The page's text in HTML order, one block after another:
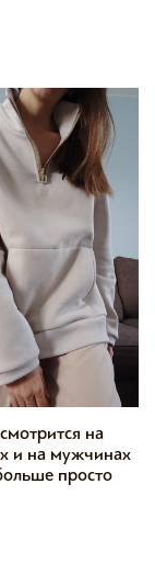
на
и на мужчинах
просто